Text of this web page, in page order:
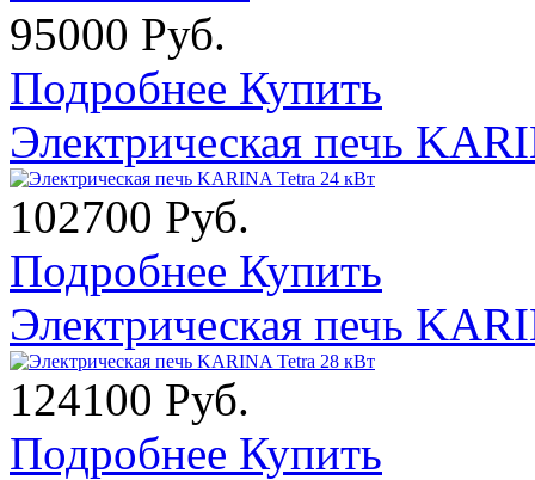
95000 Руб.
Подробнее Купить
Электрическая печь
102700 Руб.
Подробнее Купить
Электрическая печь
124100 Руб.
Подробнее Купить